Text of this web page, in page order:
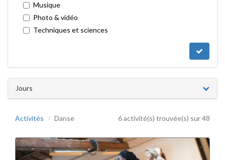
Musique
Photo & vidéo
Techniques et sciences
Jours
Activités Danse 6 activité(s) trouvée(s) sur 48